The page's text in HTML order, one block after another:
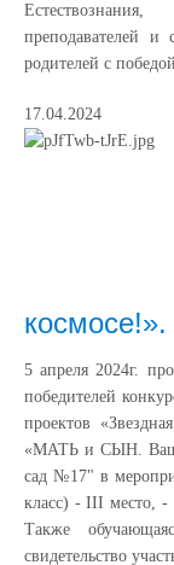
преподавателей и
родителей с
17.04.2024
космосе!».
5 апреля 2024г.
победителей
проектов
«МАТЬ и СЫН.
сад №17" в
класс) - III место,
Также
свидетельство